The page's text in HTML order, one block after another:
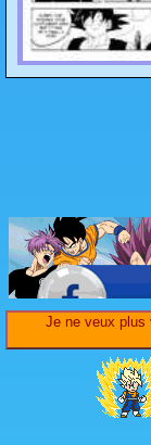
Je ne veux plus